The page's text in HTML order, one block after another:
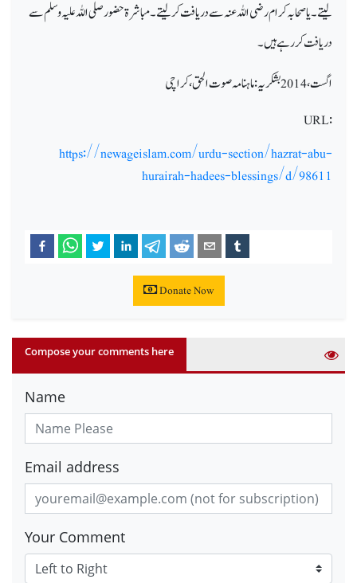
لیتے ۔ یا صحابہ کرام رضی اللہ عنہ سے دریافت کر لیتے ۔ مباشرۃ حضور صلی اللہ علیہ وسلم سے
دریافت کررہے ہیں ۔
اگست، 2014
بشکریہ : ماہنامہ صوت الحق ، کراچی
URL:
https://newageislam.com/urdu-section/hazrat-abu-
hurairah-hadees-blessings/d/98611
Donate Now
Compose your comments here
Name
Email address
Your Comment